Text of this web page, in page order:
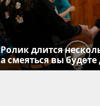
Ролик длится
а смеяться вы будете